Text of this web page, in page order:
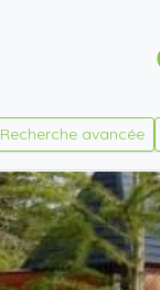
Recherche avancée